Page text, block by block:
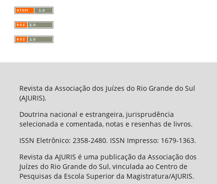
Revista da Associação dos Juízes do Rio Grande do Sul
(AJURIS).
Doutrina nacional e estrangeira, jurisprudência
selecionada e comentada, notas e resenhas de livros.
ISSN Eletrônico: 2358-2480. ISSN Impresso: 1679-1363.
Revista da AJURIS é uma publicação da Associação dos
Juízes do Rio Grande do Sul, vinculada ao Centro de
Pesquisas da Escola Superior da Magistratura/AJURIS.